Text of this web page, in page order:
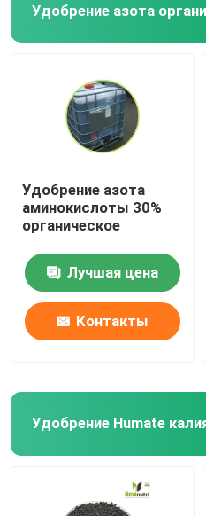
Удобрение азота
Удобрение азота
аминокислоты 30%
органическое
Лучшая цена
Контакты
Удобрение Humate